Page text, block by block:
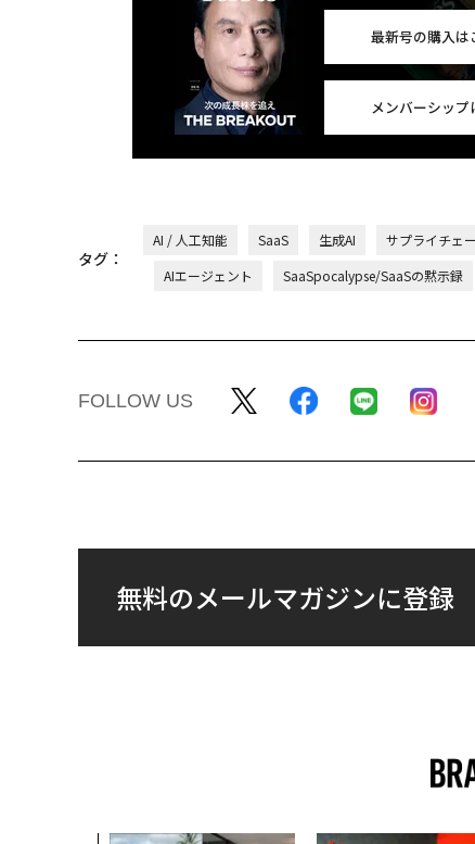
最新号の購入は
メンバーシップ
タグ：
AI / 人工知能 SaaS 生成AI サプライチェ
AIエージェント
SaaSpocalypse/SaaSの黙示録
FOLLOW US
無料のメールマガジンに登録